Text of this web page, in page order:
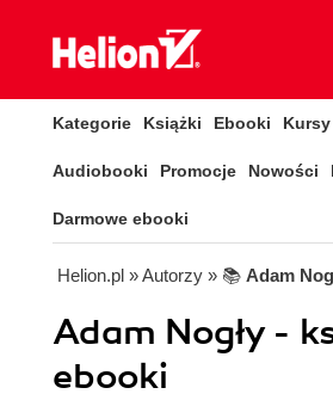
Kategorie Książki Ebooki
Audiobooki Promocje Nowości
Darmowe ebooki
Helion.pl » Autorzy » 📚 Adam
Adam Nogły -
ebooki